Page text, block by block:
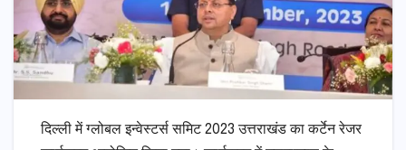
दिल्ली में ग्लोबल इन्वेस्टर्स समिट 2023 उत्तराखंड का कर्टेन रेजर